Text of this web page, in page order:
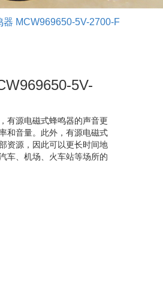
器 MCW969650-5V-2700-F
5V-
有源电磁式蜂鸣器的声音更
和音量。此外，有源电磁式
资源，因此可以更长时间地
车、机场、火车站等场所的